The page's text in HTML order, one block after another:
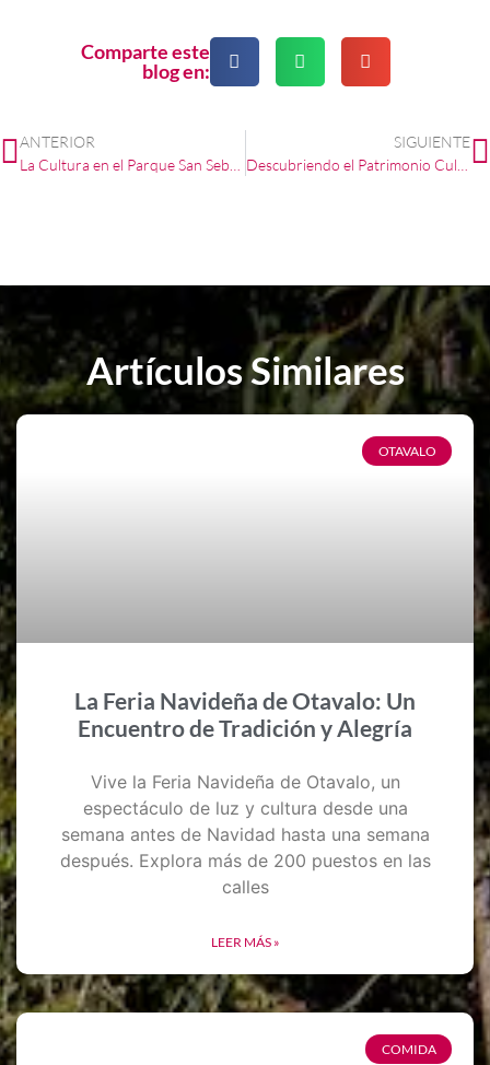
Comparte este
blog en:
ANTERIOR
SIGUIENTE
Artículos Similares
OTAVALO
La Feria Navideña de Otavalo: Un
Encuentro de Tradición y Alegría
Vive la Feria Navideña de Otavalo, un
espectáculo de luz y cultura desde una
semana antes de Navidad hasta una semana
después. Explora más de 200 puestos en las
calles
LEER MÁS »
COMIDA